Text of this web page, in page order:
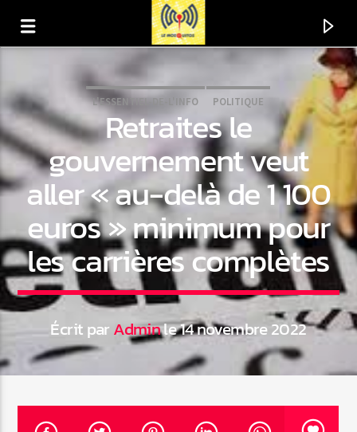
En ce moment
Artiste
L'ESSENTIEL-DE-L'INFO POLITIQUE
Retraites le
gouvernement veut
aller « au-delà de 1 100
euros » minimum pour
les carrières complètes
Écrit parAdminle 14 novembre 2022